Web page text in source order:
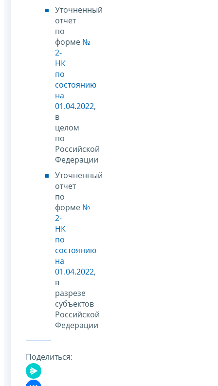
Уточненный
отчет
по
форме №
2-
НК
по
состоянию
на
01.04.2022,
в
целом
по
Российской
Федерации
Уточненный
отчет
по
форме №
2-
НК
по
состоянию
на
01.04.2022,
в
разрезе
субъектов
Российской
Федерации
Поделиться: